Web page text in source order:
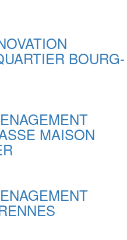
BOURG-
MAISON